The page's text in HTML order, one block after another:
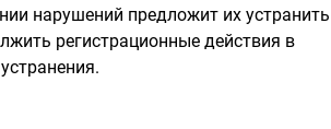
нарушений предложит их устранить
регистрационные действия в